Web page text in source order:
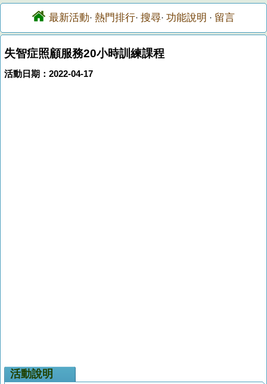
最新活動· 熱門排行· 搜尋· 功能說明 · 留言
失智症照顧服務20小時訓練課程
活動日期：2022-04-17
活動說明